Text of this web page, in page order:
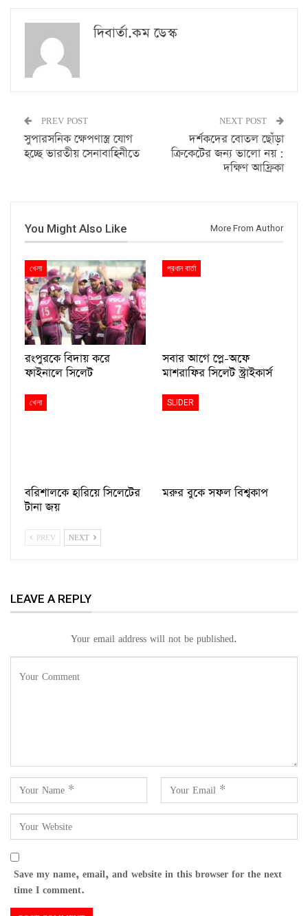
দিবার্তা.কম ডেস্ক
PREV POST
সুপারসনিক ক্ষেপণাস্ত্র যোগ
হচ্ছে ভারতীয় সেনাবাহিনীতে
NEXT POST
দর্শকদের বোতল ছোঁড়া
ক্রিকেটের জন্য ভালো নয় :
দক্ষিণ আফ্রিকা
You Might Also Like More From Author
খেলা
রংপুরকে বিদায় করে
ফাইনালে সিলেট
প্রধান বার্তা
সবার আগে প্লে-অফে
মাশরাফির সিলেট স্ট্রাইকার্স
খেলা
বরিশালকে হারিয়ে সিলেটের
টানা জয়
SLIDER
মরুর বুকে সফল বিশ্বকাপ
PREV NEXT
LEAVE A REPLY
Your email address will not be published.
Save my name, email, and website in this browser for the next
time I comment.